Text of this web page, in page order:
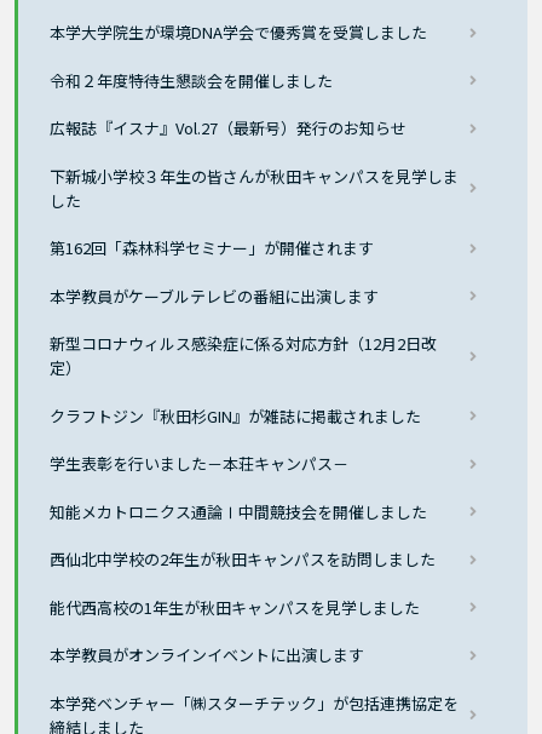
本学大学院生が環境DNA学会で優秀賞を受賞しました
令和２年度特待生懇談会を開催しました
広報誌『イスナ』Vol.27（最新号）発行のお知らせ
下新城小学校３年生の皆さんが秋田キャンパスを見学しま
した
第162回「森林科学セミナー」が開催されます
本学教員がケーブルテレビの番組に出演します
新型コロナウィルス感染症に係る対応方針（12月2日改
定）
クラフトジン『秋田杉GIN』が雑誌に掲載されました
学生表彰を行いました－本荘キャンパス－
知能メカトロニクス通論Ⅰ中間競技会を開催しました
西仙北中学校の2年生が秋田キャンパスを訪問しました
能代西高校の1年生が秋田キャンパスを見学しました
本学教員がオンラインイベントに出演します
本学発ベンチャー「㈱スターチテック」が包括連携協定を
締結しました